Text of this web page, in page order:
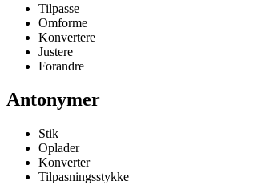
Tilpasse
Omforme
Konvertere
Justere
Forandre
Antonymer
Stik
Oplader
Konverter
Tilpasningsstykke